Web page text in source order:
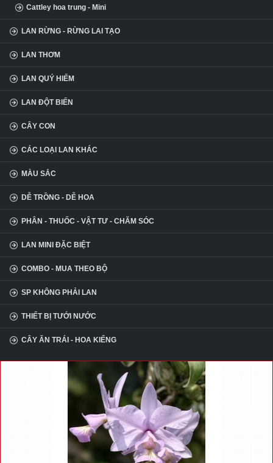
Cattley hoa trung - Mini
LAN RỪNG - RỪNG LAI TẠO
LAN THƠM
LAN QUÝ HIẾM
LAN ĐỘT BIẾN
CÂY CON
CÁC LOẠI LAN KHÁC
MÀU SẮC
DỄ TRỒNG - DỄ HOA
PHÂN - THUỐC - VẬT TƯ - CHĂM SÓC
LAN MINI ĐẶC BIỆT
COMBO - MUA THEO BỘ
SP KHÔNG PHẢI LAN
THIẾT BỊ TƯỚI NƯỚC
CÂY ĂN TRÁI - HOA KIỂNG